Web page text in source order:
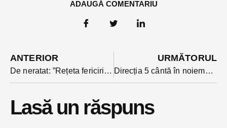
ADAUGĂ COMENTARIU
ANTERIOR
De neratat: ”Rețeta fericirii”, marți seara la Palatul Culturii din Bistrița. Conferința e susținută de unul dintre cei mai apreciați scriitori și jurnaliști postdecembriști
URMĂTORUL
Direcția 5 cântă în noiembrie la Palatul Culturii din Bistrița
Lasă un răspuns